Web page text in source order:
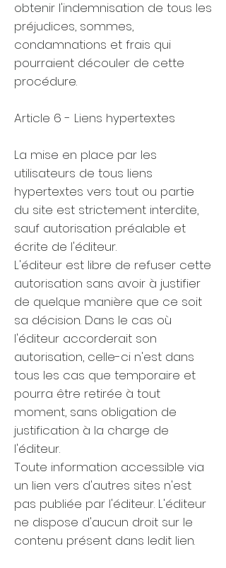
obtenir l'indemnisation de tous les
préjudices, sommes,
condamnations et frais qui
pourraient découler de cette
procédure.
Article 6 - Liens hypertextes
La mise en place par les
utilisateurs de tous liens
hypertextes vers tout ou partie
du site est strictement interdite,
sauf autorisation préalable et
écrite de l'éditeur.
L'éditeur est libre de refuser cette
autorisation sans avoir à justifier
de quelque manière que ce soit
sa décision. Dans le cas où
l'éditeur accorderait son
autorisation, celle-ci n'est dans
tous les cas que temporaire et
pourra être retirée à tout
moment, sans obligation de
justification à la charge de
l'éditeur.
Toute information accessible via
un lien vers d'autres sites n'est
pas publiée par l'éditeur. L'éditeur
ne dispose d'aucun droit sur le
contenu présent dans ledit lien.